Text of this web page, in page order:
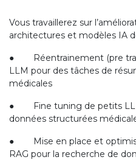
Vous travaillerez sur
architectures et modèles IA
● Réentrainement (pre
LLM pour des tâches de
médicales
● Fine tuning de petits
données structurées
● Mise en place et
RAG pour la recherche de